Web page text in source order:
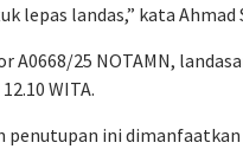
lepas landas,” kata Ahmad
A0668/25 NOTAMN,
WITA.
penutupan ini